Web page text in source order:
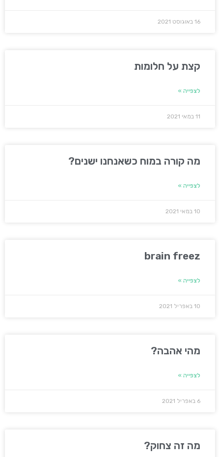
16 באוגוסט 2021
קצת על חלומות
לצפייה »
11 במאי 2021
מה קורה במוח כשאנחנו ישנים?
לצפייה »
10 במאי 2021
brain freez
לצפייה »
10 באפריל 2021
מהי אהבה?
לצפייה »
6 באפריל 2021
מה זה צחוק?